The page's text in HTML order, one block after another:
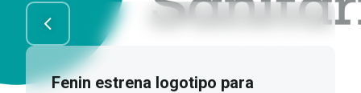
Fenin estrena logotipo para